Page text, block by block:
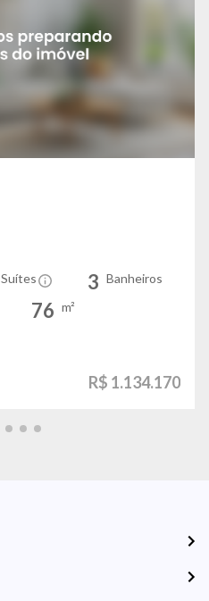
Suítes 3 Banheiros
76 m²
R$ 1.134.170